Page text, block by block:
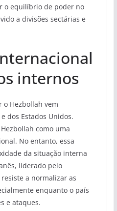
o equilíbrio de poder no
a divisões sectárias e
internos
o Hezbollah vem
dos Estados Unidos.
como uma
No entanto, essa
da situação interna
liderado pelo
a normalizar as
enquanto o país
e ataques.